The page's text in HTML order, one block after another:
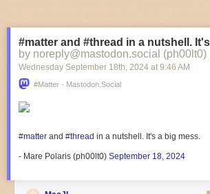
#matter and #thread in a nutshell.
by noreply@mastodon.social (ph00lt0)
Wednesday September 18th, 2024 at 9:46 AM
#matter - Mastodon.social
#matter and #thread in a nutshell. It's a big mess.
- Mare Polaris (ph00lt0) September 18, 2024